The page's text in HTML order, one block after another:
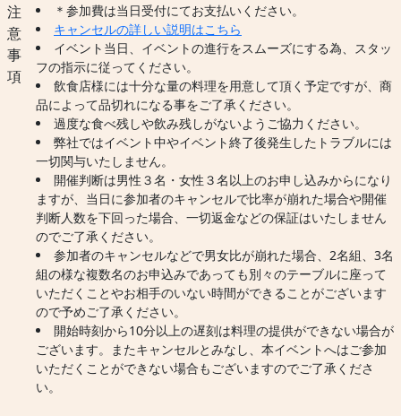
注
意
事
項
＊参加費は当日受付にてお支払いください。
キャンセルの詳しい説明はこちら
イベント当日、イベントの進行をスムーズにする為、スタッ
フの指示に従ってください。
飲食店様には十分な量の料理を用意して頂く予定ですが、商
品によって品切れになる事をご了承ください。
過度な食べ残しや飲み残しがないようご協力ください。
弊社ではイベント中やイベント終了後発生したトラブルには
一切関与いたしません。
開催判断は男性３名・女性３名以上のお申し込みからになり
ますが、当日に参加者のキャンセルで比率が崩れた場合や開催
判断人数を下回った場合、一切返金などの保証はいたしません
のでご了承ください。
参加者のキャンセルなどで男女比が崩れた場合、2名組、3名
組の様な複数名のお申込みであっても別々のテーブルに座って
いただくことやお相手のいない時間ができることがございます
ので予めご了承ください。
開始時刻から10分以上の遅刻は料理の提供ができない場合が
ございます。またキャンセルとみなし、本イベントへはご参加
いただくことができない場合もございますのでご了承くださ
い。